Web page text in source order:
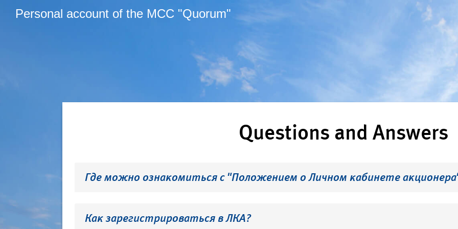
Personal account of the MCC "Quorum"
Questions and Answers
Где можно ознакомиться с "Положением о Личном кабинете
Как зарегистрироваться в ЛКА?